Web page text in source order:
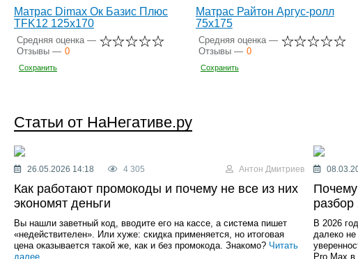
Матрас Dimax Ок Базис Плюс
TFK12 125x170
Средняя оценка —
Отзывы — 0
Сохранить
Матрас Райтон Аргус-ролл
75x175
Средняя оценка —
Отзывы — 0
Сохранить
Статьи от НаНегативе.ру
26.05.2026 14:18 4 305 Антон Дмитриев
Как работают промокоды и почему не все из них
экономят деньги
Вы нашли заветный код, вводите его на кассе, а система пишет
«недействителен». Или хуже: скидка применяется, но итоговая
цена оказывается такой же, как и без промокода. Знакомо? Читать
далее...
разбор
В 2026
далеко
Pro Max в